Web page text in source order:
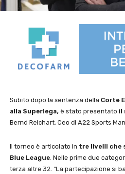
Subito dopo la sentenza della Corte
alla Superlega, è stato presentato il
Bernd Reichart, Ceo di A22 Sports
Il torneo è articolato in tre livelli che
Blue League . Nelle prime due
terza altre 32. “La partecipazione si